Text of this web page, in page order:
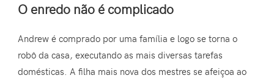
O enredo não é complicado
Andrew é comprado por uma família e logo se torna o
robô da casa, executando as mais diversas tarefas
domésticas. A filha mais nova dos mestres se afeiçoa ao